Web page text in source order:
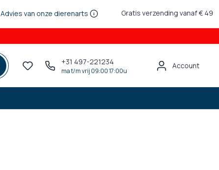
Advies van onze dierenarts Gratis verzending vanaf € 49
+31 497-221234
ma t/m vrij 09:00 17:00u
Account